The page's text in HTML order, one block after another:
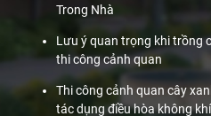
Trong Nhà
Lưu ý quan trọng khi trồng
thi công cảnh quan
Thi công cảnh quan cây
tác dụng điều hòa không khí